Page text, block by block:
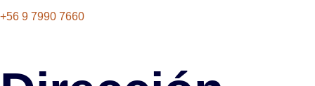
+56 9 7990 7660